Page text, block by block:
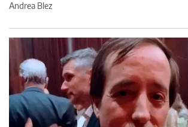
Andrea Blez